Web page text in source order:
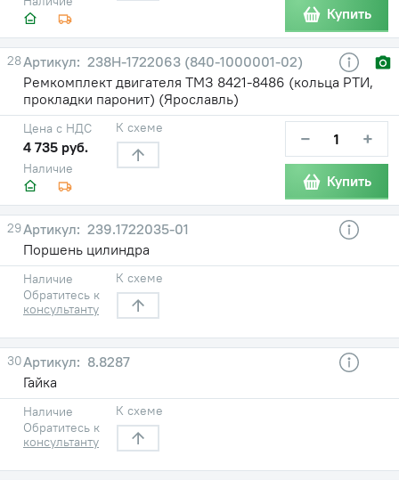
Купить
28
238Н-1722063 (840-1000001-02)
Ремкомплект двигателя ТМЗ 8421-8486 (кольца РТИ,
прокладки паронит) (Ярославль)
Наличие
Цена с НДС
4 735 руб.
К схеме − +
Купить
29
239.1722035-01
Поршень цилиндра
Наличие
Обратитесь к
консультанту
К схеме
30
8.8287
Гайка
Наличие
Обратитесь к
консультанту
К схеме